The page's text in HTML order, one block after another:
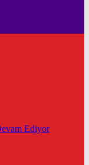
Ediyor